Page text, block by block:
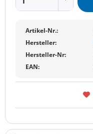
Artikel-Nr.:
Hersteller:
Hersteller-Nr:
EAN: